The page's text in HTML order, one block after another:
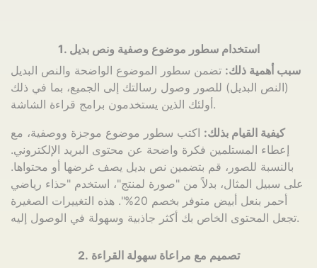
1. استخدام سطور موضوع وصفية ونص بديل
سبب أهمية ذلك: تضمن سطور الموضوع الواضحة والنص البديل
(النص البديل) للصور وصول رسالتك إلى الجميع، بما في ذلك
أولئك الذين يستخدمون برامج قراءة الشاشة.
كيفية القيام بذلك: اكتب سطور موضوع موجزة ووصفية، مع
إعطاء المستلمين فكرة واضحة عن محتوى البريد الإلكتروني.
بالنسبة للصور، قم بتضمين نص بديل يصف غرضها أو محتواها.
على سبيل المثال، بدلاً من "صورة لمنتج"، استخدم "حذاء رياضي
أحمر بنعل أبيض متوفر بخصم 20%". هذه التغييرات الصغيرة
تجعل المحتوى الخاص بك أكثر جاذبية وسهولة في الوصول إليه.
2. تصميم مع مراعاة سهولة القراءة